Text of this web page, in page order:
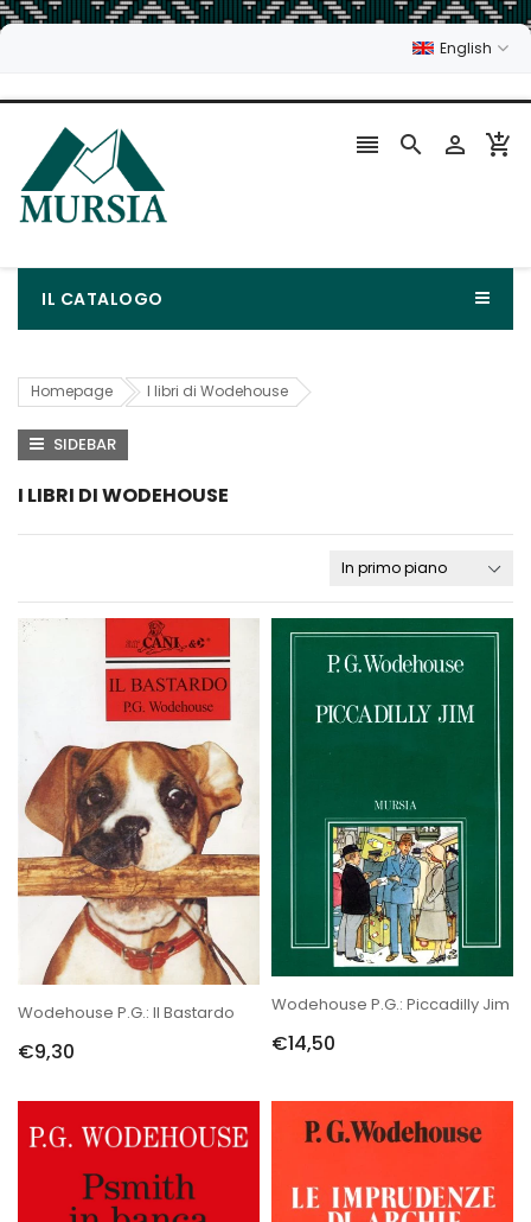
English
   
IL CATALOGO
Homepage I libri di Wodehouse
SIDEBAR
I LIBRI DI WODEHOUSE
Wodehouse P.G.: Il Bastardo
€9,30
Wodehouse P.G.: Piccadilly Jim
€14,50